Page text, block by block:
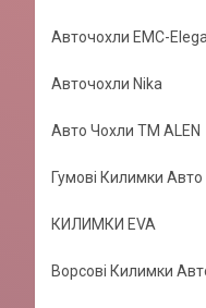
Авточохли EMC-
Авточохли Nika
Авто Чохли TM ALEN
Гумові Килимки Авто
КИЛИМКИ EVA
Ворсові Килимки